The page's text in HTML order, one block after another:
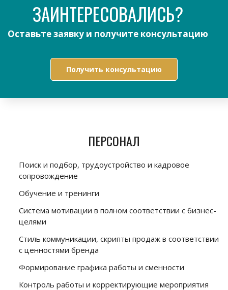
ЗАИНТЕРЕСОВАЛИСЬ?
Оставьте заявку и получите консультацию
Получить консультацию
ПЕРСОНАЛ
Поиск и подбор, трудоустройство и кадровое
сопровождение
Обучение и тренинги
Система мотивации в полном соответствии с бизнес-
целями
Стиль коммуникации, скрипты продаж в соответствии
с ценностями бренда
Формирование графика работы и сменности
Контроль работы и корректирующие мероприятия